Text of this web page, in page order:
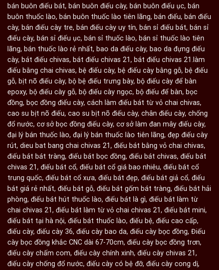
bán buôn điếu bát, bán buôn điếu cày, bán buôn điếu ục, bán
buôn thuốc lào, bán buôn thuốc lào tiên lãng, bán điếu, bán điếu
cày, bán điếu cày tre, bán điếu cày uy tín, bán sỉ điếu bát, bán sỉ
điếu cày, bán sỉ điếu ục, bán sỉ thuốc lào, bán sỉ thuốc lào tiên
lãng, bán thuốc lào rẻ nhất, bao da điếu cày, bao da đựng điếu
cày, bát điếu chivas, bát điếu chivas 21, bát điếu chivas 21.làm
điếu bằng chai chivas, bệ điếu cày, bệ điếu cày bằng gỗ, bệ điếu
gỗ, bịt nõ điếu cày, bộ bệ điếu trưng bày, bộ điếu cày để bàn
epoxy, bộ điếu cày gỗ, bộ điếu cày ngọc, bộ điếu để bàn, bọc
đồng, bọc đồng điếu cày, cách làm điếu bát từ vỏ chai chivas,
cao su bịt nõ điếu, cao su bịt nõ điếu cày, chân điếu cày, chống
đổ nước, cơ sở bọc đồng điếu cày, cơ sở làm đan mây điếu cày,
đại lý bán thuốc lào, đại lý bán thuốc lào tiên lãng, đẹp điếu cày
rút, dieu bat bang chai chivas 21, điếu bát bằng vỏ chai chivas,
điếu bát bát tràng, điếu bát bọc đồng, điếu bát chivas, điếu bát
chivas 21, điếu bát cổ, điếu bát cổ giá bao nhiêu, điếu bát cổ
trung quốc, điếu bát cổ xưa, điếu bát đẹp, điếu bát giả cổ, điếu
bát giá rẻ nhất, điếu bát gỗ, điếu bát gốm bát tràng, điếu bát hải
phòng, điếu bát hút thuốc lào, điếu bát là gì, điếu bát làm từ
chai chivas 21, điếu bát làm từ vỏ chai chivas 21, điếu bát mini,
điếu bát tại hà nội, điếu bát thuốc lào, điếu bệ, điếu cao cấp,
điếu cày, điếu cày 36, điếu cày bao da, điếu cày bọc đồng, Điếu
cày bọc đồng khắc CNC dài 67-70cm, điếu cày bọc đồng trơn,
điếu cày chấm com, điếu cày chính xinh, điếu cày chivas 21,
điếu cày chống đổ nước, điếu cày có bệ đỡ, điếu cày cong dị,